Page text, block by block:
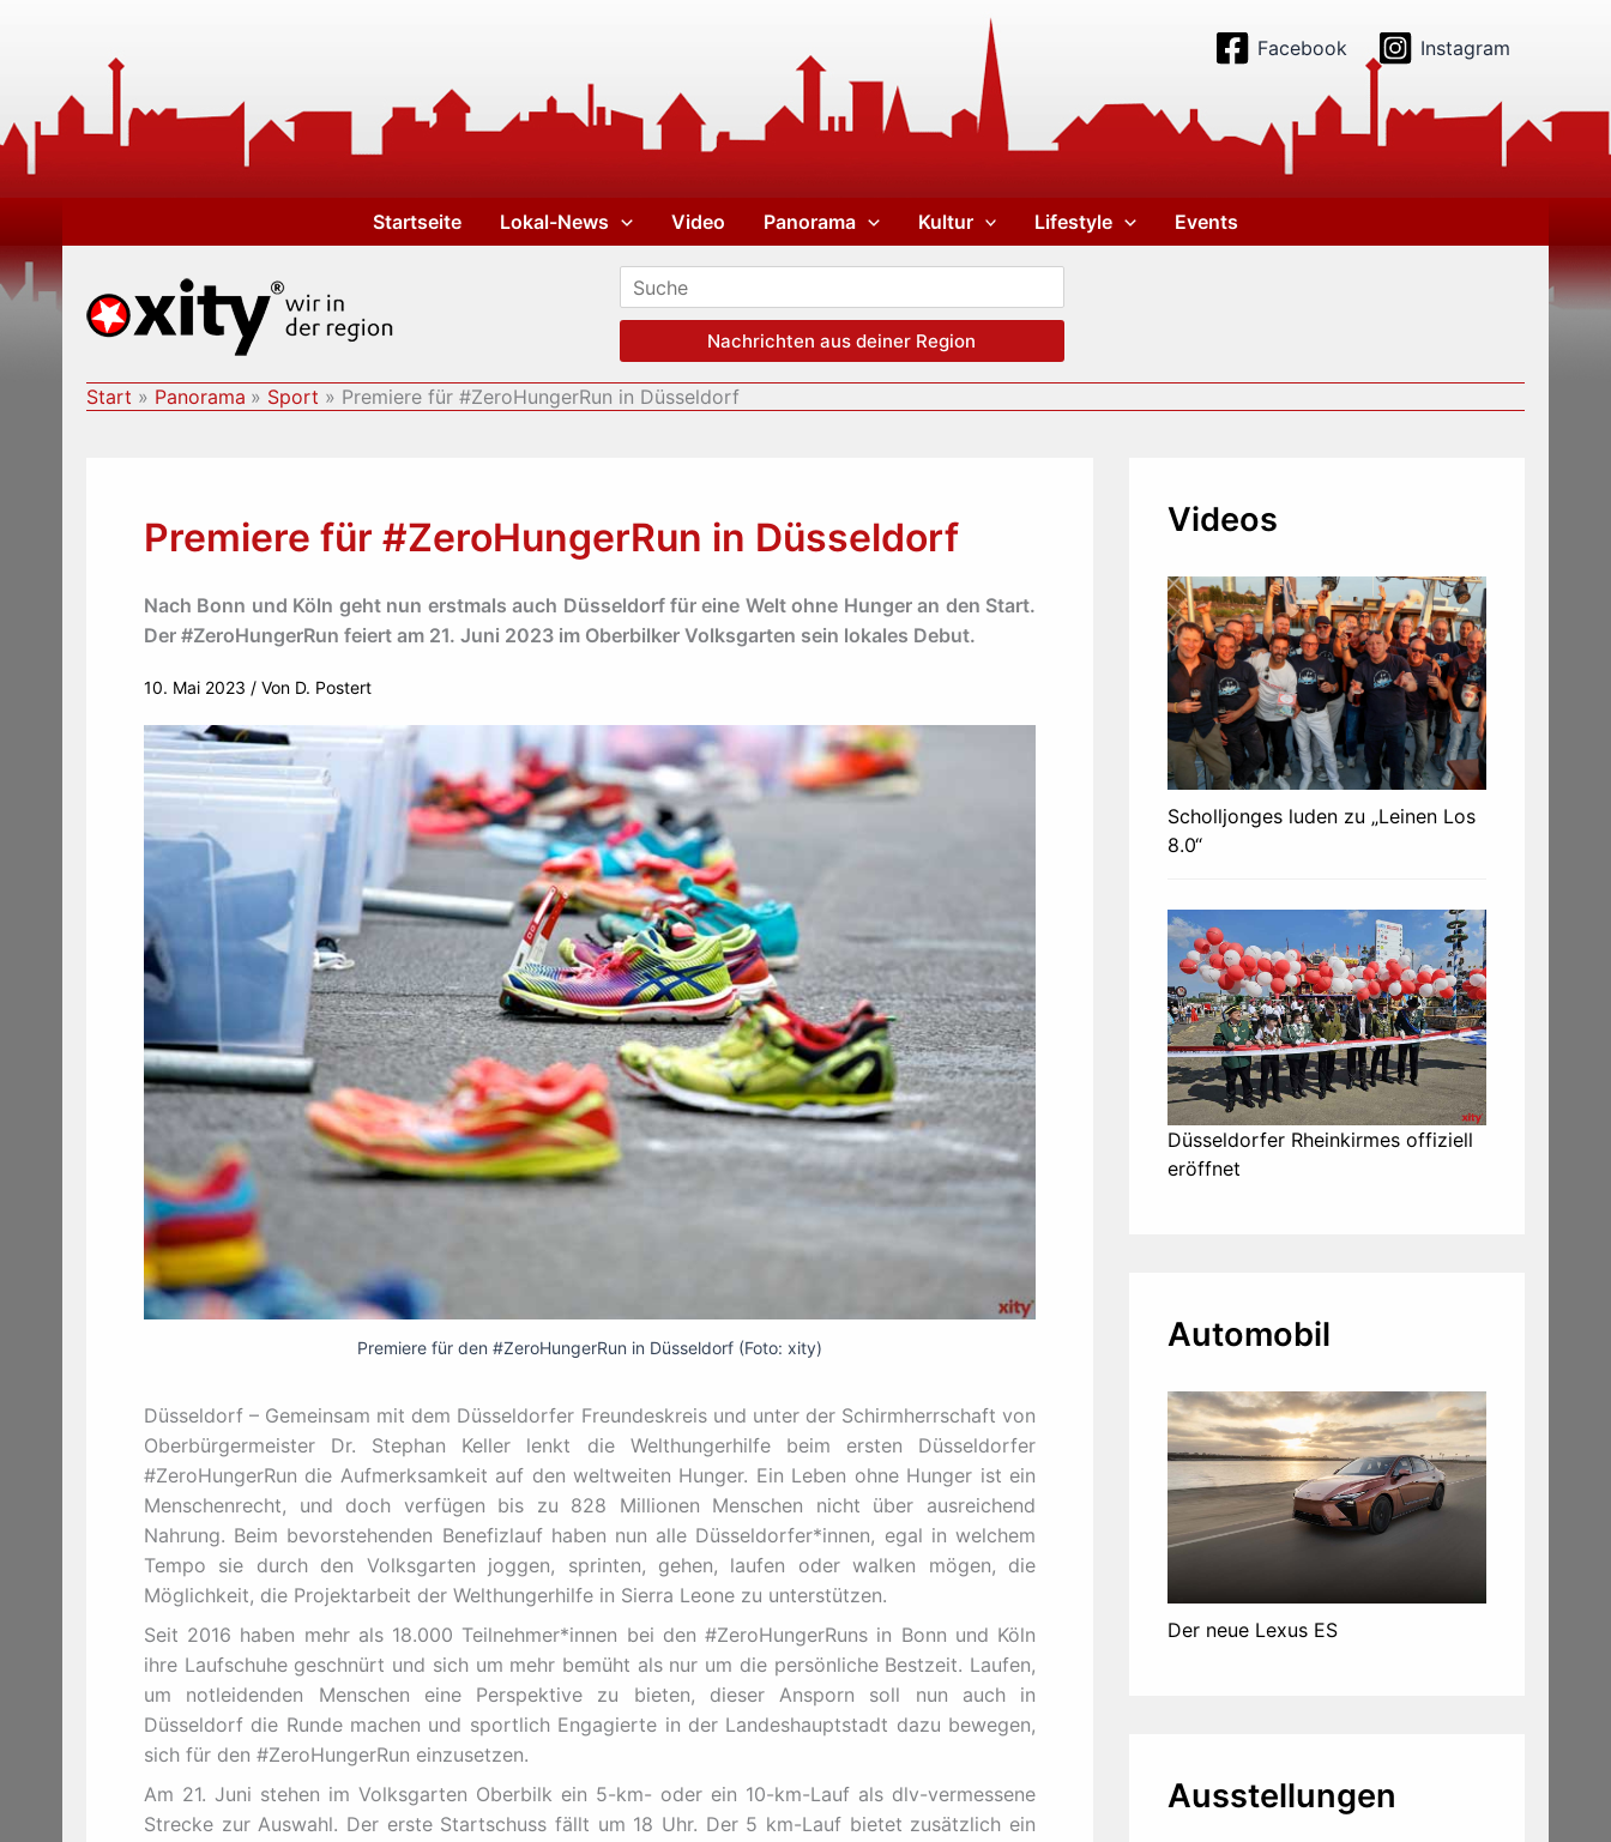
Facebook Instagram
Startseite Lokal-News Video Panorama Kultur Lifestyle Events
Nachrichten aus deiner Region
Start Panorama Sport Premiere für #ZeroHungerRun in Düsseldorf
Premiere für #ZeroHungerRun in Düsseldorf
Nach Bonn und Köln geht nun erstmals auch Düsseldorf für eine Welt ohne Hunger an den Start.
Der #ZeroHungerRun feiert am 21. Juni 2023 im Oberbilker Volksgarten sein lokales Debut.
10. Mai 2023 / Von D. Postert
Premiere für den #ZeroHungerRun in Düsseldorf (Foto: xity)
Düsseldorf – Gemeinsam mit dem Düsseldorfer Freundeskreis und unter der Schirmherrschaft von
Oberbürgermeister Dr. Stephan Keller lenkt die Welthungerhilfe beim ersten Düsseldorfer
#ZeroHungerRun die Aufmerksamkeit auf den weltweiten Hunger. Ein Leben ohne Hunger ist ein
Menschenrecht, und doch verfügen bis zu 828 Millionen Menschen nicht über ausreichend
Nahrung. Beim bevorstehenden Benefizlauf haben nun alle Düsseldorfer*innen, egal in welchem
Tempo sie durch den Volksgarten joggen, sprinten, gehen, laufen oder walken mögen, die
Möglichkeit, die Projektarbeit der Welthungerhilfe in Sierra Leone zu unterstützen.
Seit 2016 haben mehr als 18.000 Teilnehmer*innen bei den #ZeroHungerRuns in Bonn und Köln
ihre Laufschuhe geschnürt und sich um mehr bemüht als nur um die persönliche Bestzeit. Laufen,
um notleidenden Menschen eine Perspektive zu bieten, dieser Ansporn soll nun auch in
Düsseldorf die Runde machen und sportlich Engagierte in der Landeshauptstadt dazu bewegen,
sich für den #ZeroHungerRun einzusetzen.
Am 21. Juni stehen im Volksgarten Oberbilk ein 5-km- oder ein 10-km-Lauf als dlv-vermessene
Strecke zur Auswahl. Der erste Startschuss fällt um 18 Uhr. Der 5 km-Lauf bietet zusätzlich ein
Videos
Scholljonges luden zu „Leinen Los
8.0“
Düsseldorfer Rheinkirmes offiziell
eröffnet
Automobil
Der neue Lexus ES
Ausstellungen